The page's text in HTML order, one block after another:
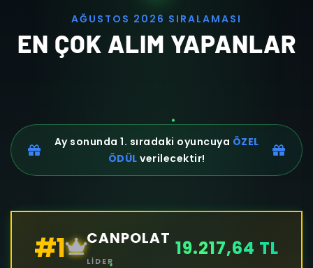
AĞU S T O S 2 0 2 6 S I RALAMAS I
EN ÇOK ALIM YAPANLAR
Ay sonunda 1. sıradaki oyuncuya ÖZEL
ÖDÜL verilecektir!
#1 CANPOLAT
LIDER
19.217,64 TL